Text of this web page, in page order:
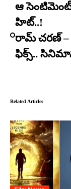
ఆ
హిట్..!
రామ్ చరణ్ –
ఫిక్స్..
Related Articles